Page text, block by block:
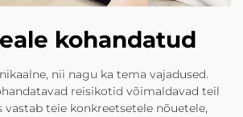
kohandatud
nii nagu ka tema vajadused.
reisikotid võimaldavad teil
vastab teie konkreetsetele nõuetele,